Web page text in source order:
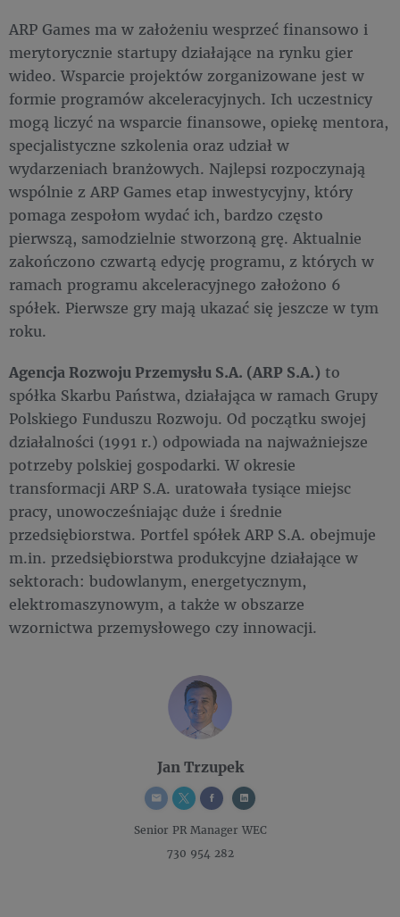
ARP Games ma w założeniu wesprzeć finansowo i
merytorycznie startupy działające na rynku gier
wideo. Wsparcie projektów zorganizowane jest w
formie programów akceleracyjnych. Ich uczestnicy
mogą liczyć na wsparcie finansowe, opiekę mentora,
specjalistyczne szkolenia oraz udział w
wydarzeniach branżowych. Najlepsi rozpoczynają
wspólnie z ARP Games etap inwestycyjny, który
pomaga zespołom wydać ich, bardzo często
pierwszą, samodzielnie stworzoną grę. Aktualnie
zakończono czwartą edycję programu, z których w
ramach programu akceleracyjnego założono 6
spółek. Pierwsze gry mają ukazać się jeszcze w tym
roku.
Agencja Rozwoju Przemysłu S.A. (ARP S.A.) to
spółka Skarbu Państwa, działająca w ramach Grupy
Polskiego Funduszu Rozwoju. Od początku swojej
działalności (1991 r.) odpowiada na najważniejsze
potrzeby polskiej gospodarki. W okresie
transformacji ARP S.A. uratowała tysiące miejsc
pracy, unowocześniając duże i średnie
przedsiębiorstwa. Portfel spółek ARP S.A. obejmuje
m.in. przedsiębiorstwa produkcyjne działające w
sektorach: budowlanym, energetycznym,
elektromaszynowym, a także w obszarze
wzornictwa przemysłowego czy innowacji.
Jan Trzupek
Senior PR Manager WEC
730 954 282